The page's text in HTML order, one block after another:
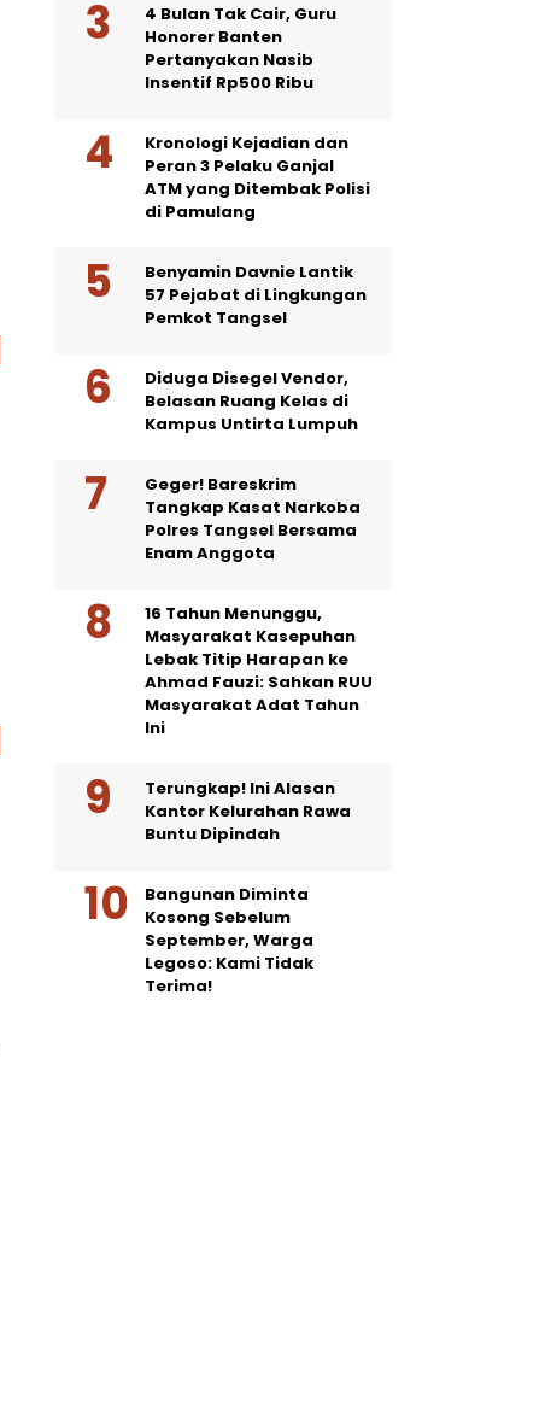
4 Bulan Tak Cair, Guru
Honorer Banten
Pertanyakan Nasib
Insentif Rp500 Ribu
Kronologi Kejadian dan
Peran 3 Pelaku Ganjal
ATM yang Ditembak Polisi
di Pamulang
Benyamin Davnie Lantik
57 Pejabat di Lingkungan
Pemkot Tangsel
Diduga Disegel Vendor,
Belasan Ruang Kelas di
Kampus Untirta Lumpuh
Geger! Bareskrim
Tangkap Kasat Narkoba
Polres Tangsel Bersama
Enam Anggota
16 Tahun Menunggu,
Masyarakat Kasepuhan
Lebak Titip Harapan ke
Ahmad Fauzi: Sahkan RUU
Masyarakat Adat Tahun
Ini
Terungkap! Ini Alasan
Kantor Kelurahan Rawa
Buntu Dipindah
Bangunan Diminta
Kosong Sebelum
September, Warga
Legoso: Kami Tidak
Terima!